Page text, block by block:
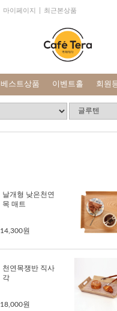
마이페이지 최근본상품
베스트상품 이벤트홀 회원
날개형 낮은천연
목 매트
14,300원
천연목쟁반 직사
각
18,000원